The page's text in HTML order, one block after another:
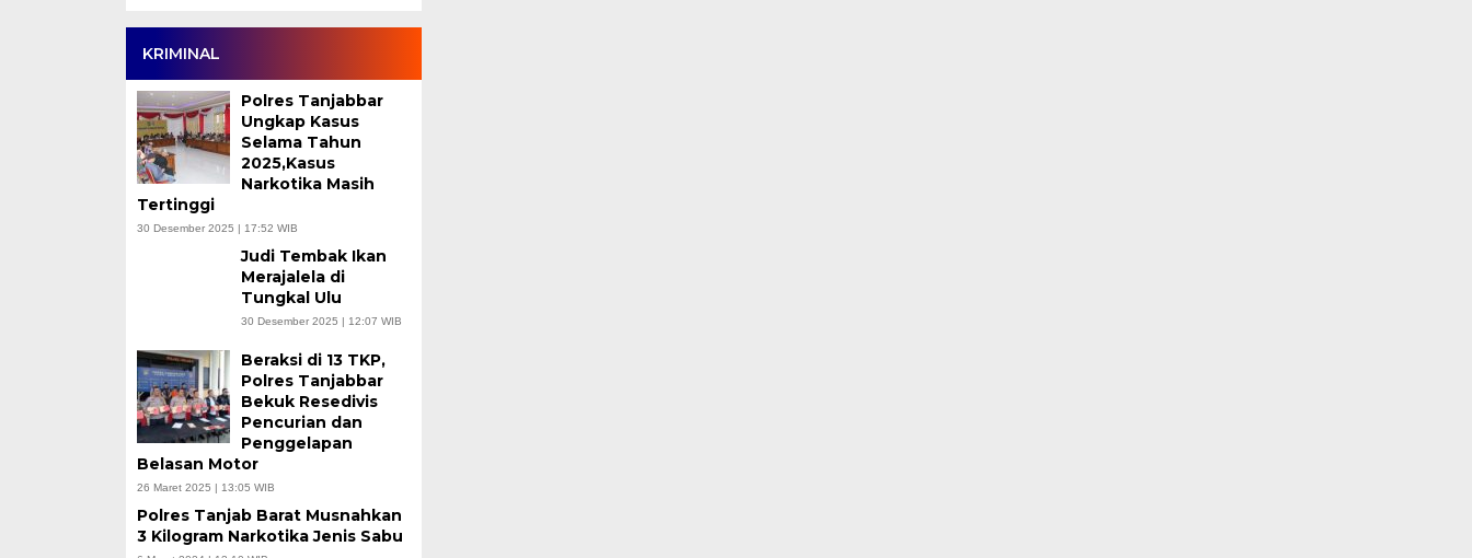
KRIMINAL
Polres Tanjabbar
Ungkap Kasus
Selama Tahun
2025,Kasus
Narkotika Masih
Tertinggi
30 Desember 2025 | 17:52 WIB
Judi Tembak Ikan
Merajalela di
Tungkal Ulu
30 Desember 2025 | 12:07 WIB
Beraksi di 13 TKP,
Polres Tanjabbar
Bekuk Resedivis
Pencurian dan
Penggelapan
Belasan Motor
26 Maret 2025 | 13:05 WIB
Polres Tanjab Barat Musnahkan
3 Kilogram Narkotika Jenis Sabu